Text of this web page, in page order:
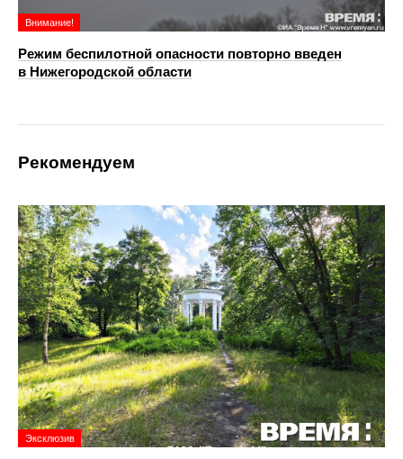
Внимание!
Режим беспилотной опасности повторно введен
в Нижегородской области
Рекомендуем
Эксклюзив